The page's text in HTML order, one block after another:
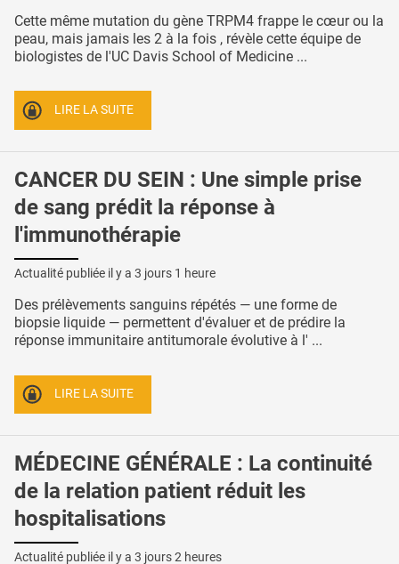
Cette même mutation du gène TRPM4 frappe le cœur ou la
peau, mais jamais les 2 à la fois , révèle cette équipe de
biologistes de l'UC Davis School of Medicine ...
LIRE LA SUITE
CANCER DU SEIN : Une simple prise
de sang prédit la réponse à
l'immunothérapie
Actualité publiée il y a 3 jours 1 heure
Des prélèvements sanguins répétés — une forme de
biopsie liquide — permettent d'évaluer et de prédire la
réponse immunitaire antitumorale évolutive à l' ...
LIRE LA SUITE
MÉDECINE GÉNÉRALE : La continuité
de la relation patient réduit les
hospitalisations
Actualité publiée il y a 3 jours 2 heures